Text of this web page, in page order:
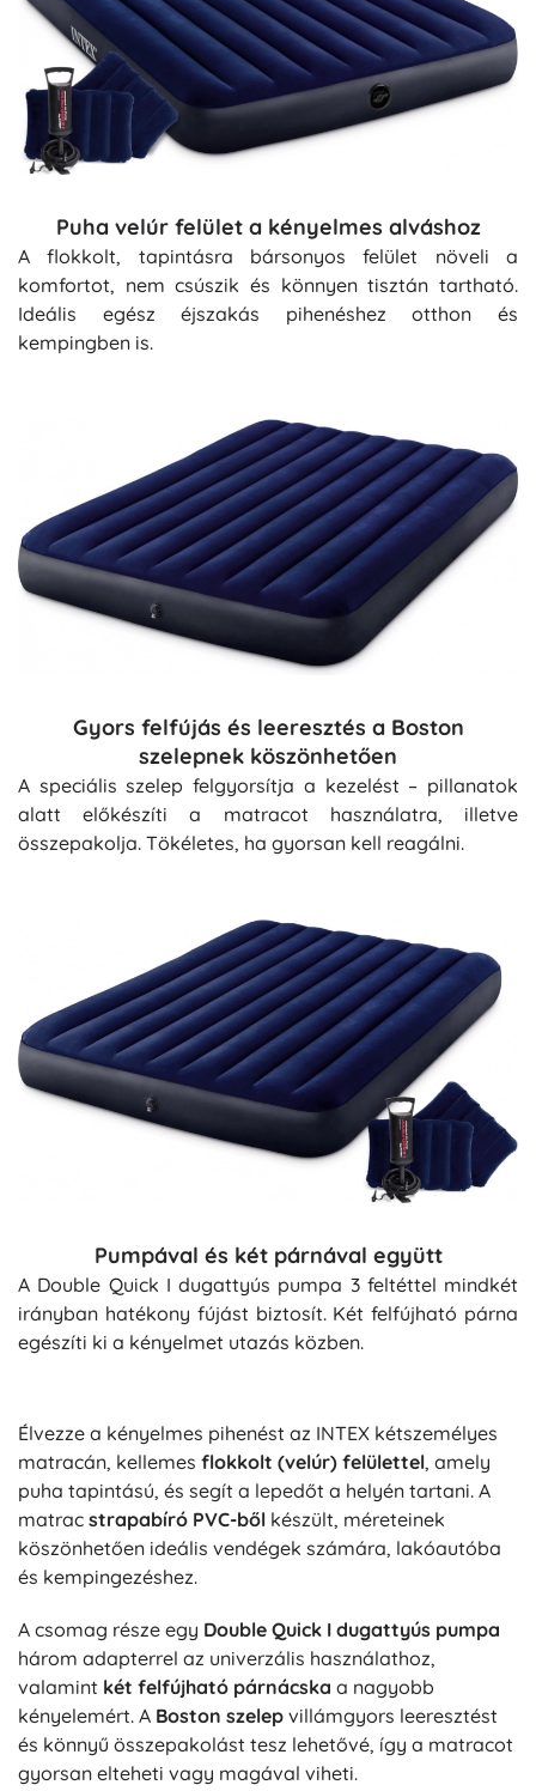
Puha velúr felület a kényelmes alváshoz
A flokkolt, tapintásra bársonyos felület növeli a
komfortot, nem csúszik és könnyen tisztán tartható.
Ideális egész éjszakás pihenéshez otthon és
kempingben is.
Gyors felfújás és leeresztés a Boston
szelepnek köszönhetően
A speciális szelep felgyorsítja a kezelést – pillanatok
alatt előkészíti a matracot használatra, illetve
összepakolja. Tökéletes, ha gyorsan kell reagálni.
Pumpával és két párnával együtt
A Double Quick I dugattyús pumpa 3 feltéttel mindkét
irányban hatékony fújást biztosít. Két felfújható párna
egészíti ki a kényelmet utazás közben.
Élvezze a kényelmes pihenést az INTEX kétszemélyes
matracán, kellemes flokkolt (velúr) felülettel, amely
puha tapintású, és segít a lepedőt a helyén tartani. A
matrac strapabíró PVC-ből készült, méreteinek
köszönhetően ideális vendégek számára, lakóautóba
és kempingezéshez.
A csomag része egy Double Quick I dugattyús pumpa
három adapterrel az univerzális használathoz,
valamint két felfújható párnácska a nagyobb
kényelemért. A Boston szelep villámgyors leeresztést
és könnyű összepakolást tesz lehetővé, így a matracot
gyorsan elteheti vagy magával viheti.